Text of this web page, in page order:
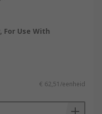
For Use With
€ 62,51/eenheid